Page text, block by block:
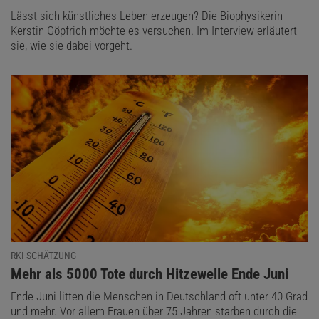
Lässt sich künstliches Leben erzeugen? Die Biophysikerin
Kerstin Göpfrich möchte es versuchen. Im Interview erläutert
sie, wie sie dabei vorgeht.
RKI-SCHÄTZUNG
:
Mehr als 5000 Tote durch Hitzewelle Ende Juni
Ende Juni litten die Menschen in Deutschland oft unter 40 Grad
und mehr. Vor allem Frauen über 75 Jahren starben durch die